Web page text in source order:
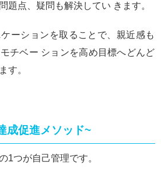
題点、疑問も解決してい きます。
ーションを取ることで、親近感も
チベー ションを高め目標へどんど
す。
成促進メソッド~
1つが自己管理です。